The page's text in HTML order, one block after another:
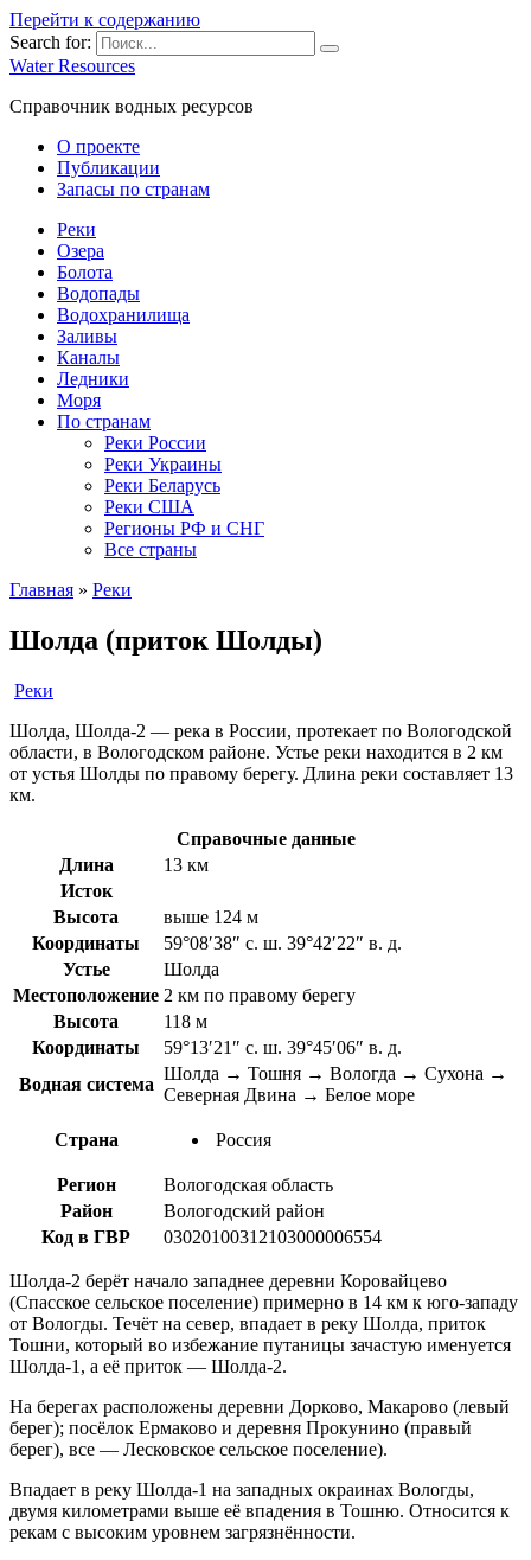
Перейти к содержанию
Search for:
Water Resources
Справочник водных ресурсов
О проекте
Публикации
Запасы по странам
Реки
Озера
Болота
Водопады
Водохранилища
Заливы
Каналы
Ледники
Моря
По странам
Реки России
Реки Украины
Реки Беларусь
Реки США
Регионы РФ и СНГ
Все страны
Главная » Реки
Шолда (приток Шолды)
Реки
Шолда, Шолда-2 — река в России, протекает по Вологодской
области, в Вологодском районе. Устье реки находится в 2 км
от устья Шолды по правому берегу. Длина реки составляет 13
км.
Справочные данные
Длина
13 км
Исток
Высота
выше 124 м
Координаты
59°08′38″ с. ш. 39°42′22″ в. д.
Устье
Шолда
Местоположение 2 км по правому берегу
Высота
118 м
Координаты
59°13′21″ с. ш. 39°45′06″ в. д.
Водная система
Шолда → Тошня → Вологда → Сухона →
Северная Двина → Белое море
Страна Россия
Регион
Вологодская область
Район
Вологодский район
Код в ГВР
03020100312103000006554
Шолда-2 берёт начало западнее деревни Коровайцево
(Спасское сельское поселение) примерно в 14 км к юго-западу
от Вологды. Течёт на север, впадает в реку Шолда, приток
Тошни, который во избежание путаницы зачастую именуется
Шолда-1, а её приток — Шолда-2.
На берегах расположены деревни Дорково, Макарово (левый
берег); посёлок Ермаково и деревня Прокунино (правый
берег), все — Лесковское сельское поселение).
Впадает в реку Шолда-1 на западных окраинах Вологды,
двумя километрами выше её впадения в Тошню. Относится к
рекам с высоким уровнем загрязнённости.